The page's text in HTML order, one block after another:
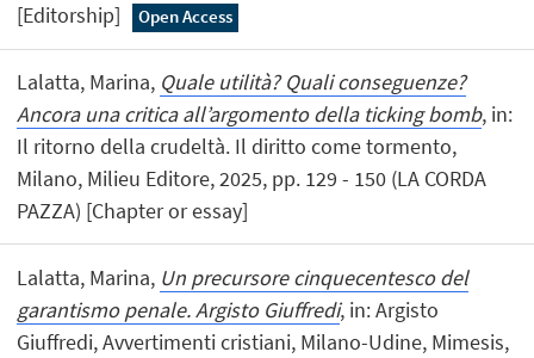
[Editorship]
Open Access
Lalatta, Marina, Quale utilità? Quali conseguenze?
Ancora una critica all’argomento della ticking bomb, in:
Il ritorno della crudeltà. Il diritto come tormento,
Milano, Milieu Editore, 2025, pp. 129 - 150 (LA CORDA
PAZZA) [Chapter or essay]
Lalatta, Marina, Un precursore cinquecentesco del
garantismo penale. Argisto Giuffredi, in: Argisto
Giuffredi, Avvertimenti cristiani, Milano-Udine, Mimesis,